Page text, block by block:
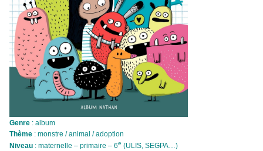
Genre : album
Thème : monstre / animal / adoption
Niveau : maternelle – primaire – 6e (ULIS, SEGPA…)